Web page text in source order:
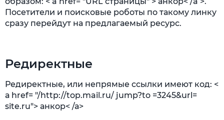
Посетители и поисковые роботы по такому линку
сразу перейдут на предлагаемый ресурс.
Редиректные
Редиректные, или непрямые ссылки имеют код: <
а href= "/http://top.mail.ru/ jump?to =3245&url=
site.ru"> анкор< /а>